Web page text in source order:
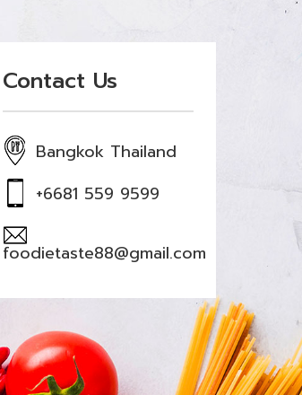
Contact Us
Bangkok Thailand
+6681 559 9599
foodietaste88@gmail.com